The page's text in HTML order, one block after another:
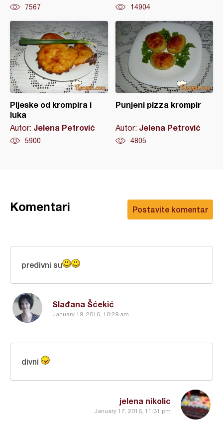
7567 14904
Pljeske od krompira i
luka
Autor: Jelena Petrović
5900
Punjeni pizza krompir
Autor: Jelena Petrović
4805
Postavite komentar
Komentari
Slađana Šćekić
January 19, 2016, 10:29 am
predivni su
jelena nikolic
January 17, 2016, 11:31 pm
divni